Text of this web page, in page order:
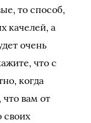
то способ,
качелей, а
очень
что с
когда
вам от
своих